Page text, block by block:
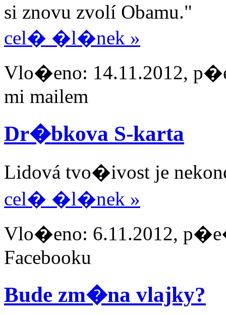
si znovu zvolí Obamu."
cel� �l�nek »
Vlo�eno: 14.11.2012,
mi mailem
Dr�bkova S-karta
Lidová tvo�ivost je
cel� �l�nek »
Vlo�eno: 6.11.2012,
Facebooku
Bude zm�na vlajky?